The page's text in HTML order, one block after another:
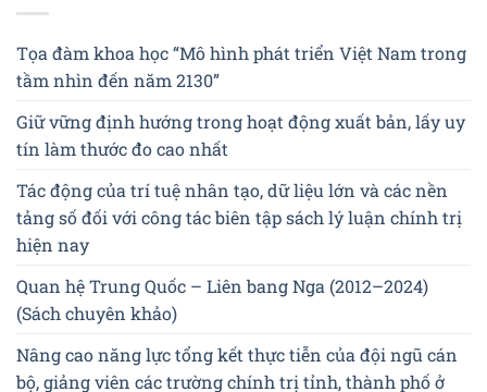
Tọa đàm khoa học “Mô hình phát triển Việt Nam trong
tầm nhìn đến năm 2130”
Giữ vững định hướng trong hoạt động xuất bản, lấy uy
tín làm thước đo cao nhất
Tác động của trí tuệ nhân tạo, dữ liệu lớn và các nền
tảng số đối với công tác biên tập sách lý luận chính trị
hiện nay
Quan hệ Trung Quốc – Liên bang Nga (2012–2024)
(Sách chuyên khảo)
Nâng cao năng lực tổng kết thực tiễn của đội ngũ cán
bộ, giảng viên các trường chính trị tỉnh, thành phố ở